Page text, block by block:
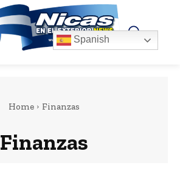
Home Finanzas
Finanzas
Spanish